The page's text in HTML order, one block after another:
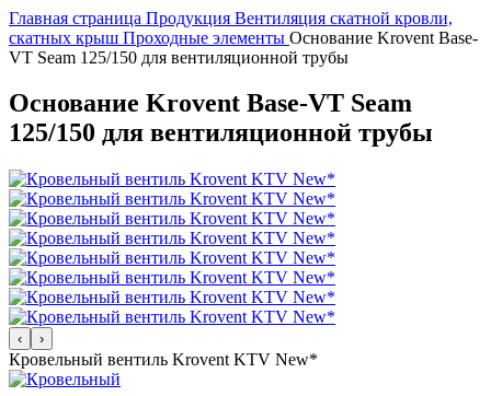
Главная страница Продукция Вентиляция скатной кровли,
скатных крыш Проходные элементы Основание Krovent Base-
VT Seam 125/150 для вентиляционной трубы
Основание Krovent Base-VT Seam
125/150 для вентиляционной трубы
‹ ›
Кровельный вентиль Krovent KTV New*